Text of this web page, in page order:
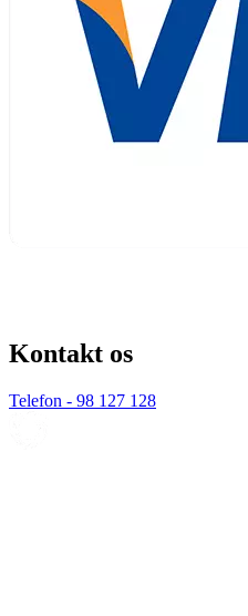
Kontakt os
Telefon - 98 127 128